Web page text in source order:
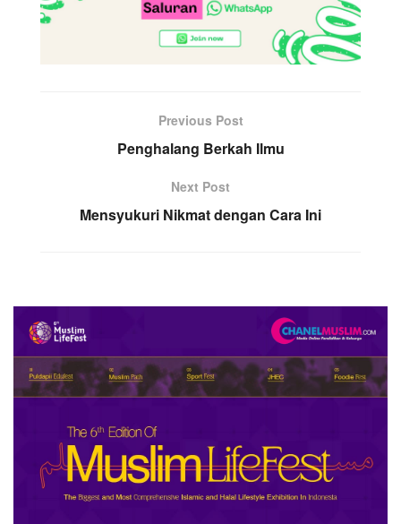
Previous Post
Penghalang Berkah Ilmu
Next Post
Mensyukuri Nikmat dengan Cara Ini